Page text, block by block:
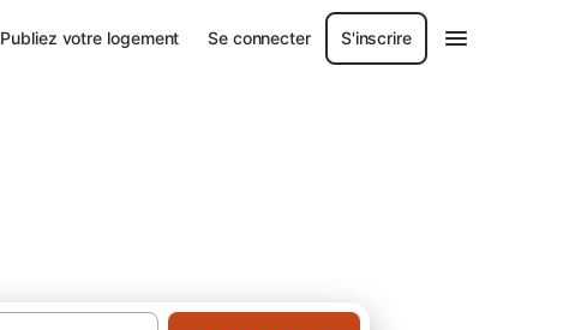
Publiez votre logement Se connecter S'inscrire